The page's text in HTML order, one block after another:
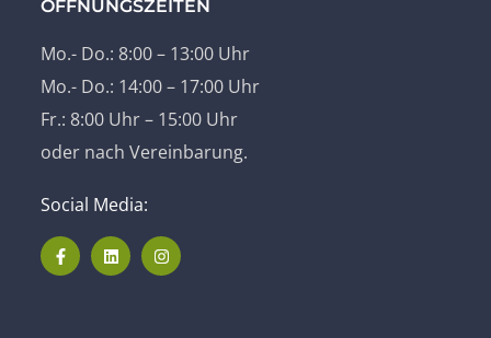
ÖFFNUNGSZEITEN
Mo.- Do.: 8:00 – 13:00 Uhr
Mo.- Do.: 14:00 – 17:00 Uhr
Fr.: 8:00 Uhr – 15:00 Uhr
oder nach Vereinbarung.
Social Media: